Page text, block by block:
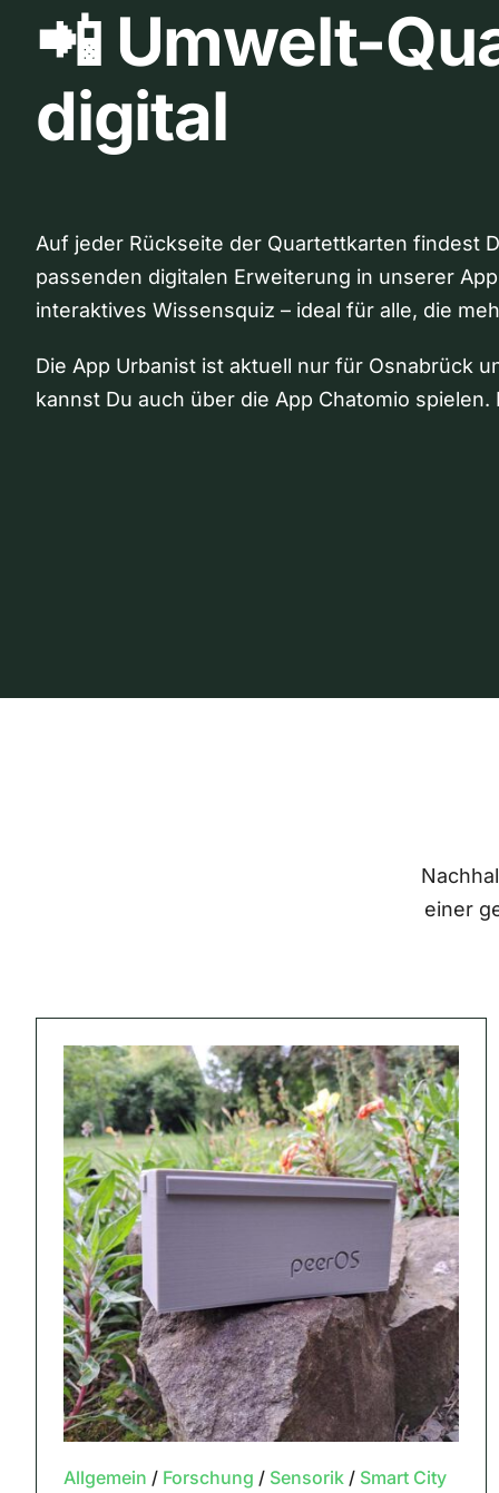
📲 Umwelt-
digital
Auf jeder Rückseite der Quartettkarten findest
passenden digitalen Erweiterung in unserer
interaktives Wissensquiz – ideal für alle, die
Die App Urbanist ist aktuell nur für Osnabrück
kannst Du auch über die App Chatomio
einer
Allgemein / Forschung / Sensorik/ Smart City